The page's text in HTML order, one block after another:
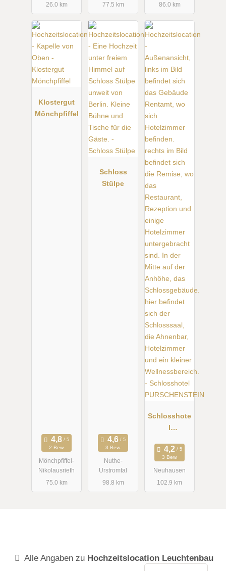
26.0 km
77.5 km
86.0 km
Klostergut
Mönchpfiffel
2 Bew.
Mönchpfiffel-
Nikolausrieth
75.0 km
Schloss
Stülpe
3 Bew.
Nuthe-
Urstromtal
98.8 km
Schlosshote
l
TEIN
3 Bew.
Neuhausen
102.9 km
Alle Angaben zu Hochzeitslocation Leuchtenbau